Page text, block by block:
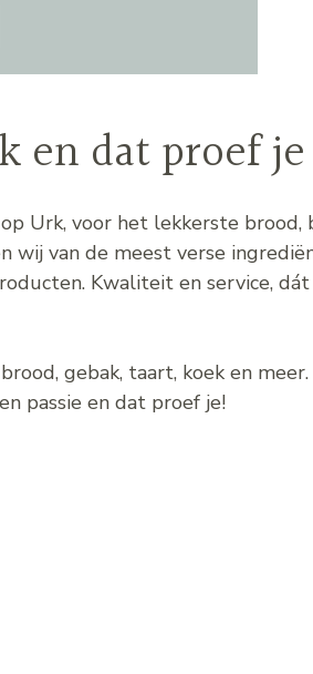
en dat proef je
Urk, voor het lekkerste brood,
wij van de meest verse
Kwaliteit en service, dát
gebak, taart, koek en
passie en dat proef je!